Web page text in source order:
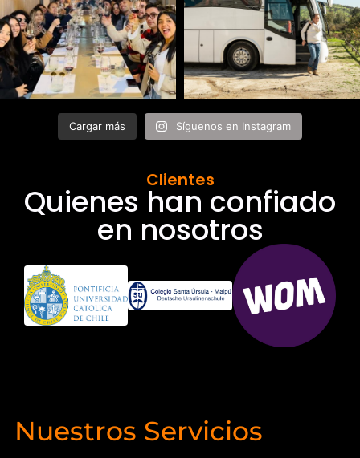
Cargar más Síguenos en Instagram
Clientes
Quienes han confiado
en nosotros
Nuestros Servicios